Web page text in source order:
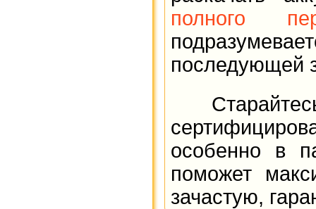
полного
последующей
Старайтесь
особенно в
поможет
зачастую,